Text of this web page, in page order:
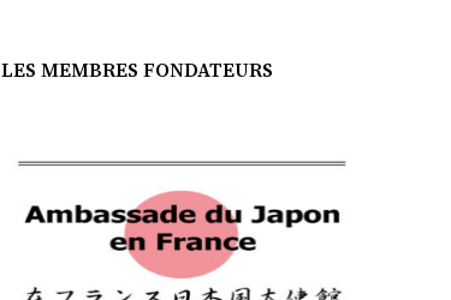
LES MEMBRES FONDATEURS